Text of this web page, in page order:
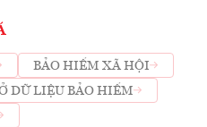
BẢO HIỂM XÃ HỘI
DỮ LIỆU BẢO HIỂM